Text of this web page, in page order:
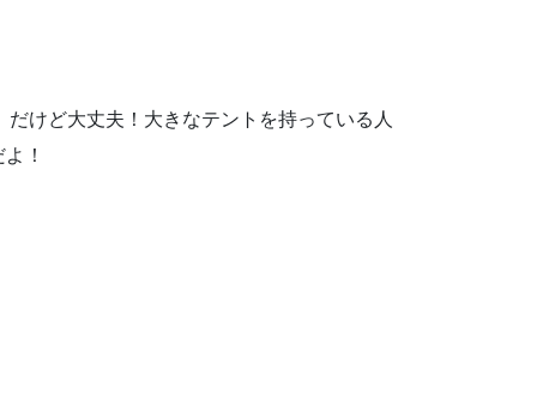
けど大丈夫！大きなテントを持っている人
！